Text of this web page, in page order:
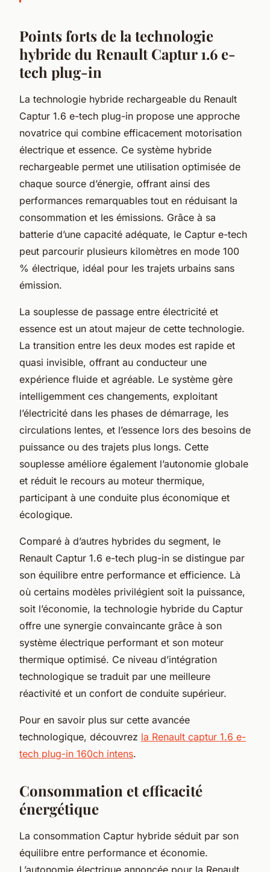
Points forts de la technologie
hybride du Renault Captur 1.6 e-
tech plug-in
La technologie hybride rechargeable du Renault
Captur 1.6 e-tech plug-in propose une approche
novatrice qui combine efficacement motorisation
électrique et essence. Ce système hybride
rechargeable permet une utilisation optimisée de
chaque source d’énergie, offrant ainsi des
performances remarquables tout en réduisant la
consommation et les émissions. Grâce à sa
batterie d’une capacité adéquate, le Captur e-tech
peut parcourir plusieurs kilomètres en mode 100
% électrique, idéal pour les trajets urbains sans
émission.
La souplesse de passage entre électricité et
essence est un atout majeur de cette technologie.
La transition entre les deux modes est rapide et
quasi invisible, offrant au conducteur une
expérience fluide et agréable. Le système gère
intelligemment ces changements, exploitant
l’électricité dans les phases de démarrage, les
circulations lentes, et l’essence lors des besoins de
puissance ou des trajets plus longs. Cette
souplesse améliore également l’autonomie globale
et réduit le recours au moteur thermique,
participant à une conduite plus économique et
écologique.
Comparé à d’autres hybrides du segment, le
Renault Captur 1.6 e-tech plug-in se distingue par
son équilibre entre performance et efficience. Là
où certains modèles privilégient soit la puissance,
soit l’économie, la technologie hybride du Captur
offre une synergie convaincante grâce à son
système électrique performant et son moteur
thermique optimisé. Ce niveau d’intégration
technologique se traduit par une meilleure
réactivité et un confort de conduite supérieur.
Pour en savoir plus sur cette avancée
technologique, découvrez la Renault captur 1.6 e-
tech plug-in 160ch intens.
Consommation et efficacité
énergétique
La consommation Captur hybride séduit par son
équilibre entre performance et économie.
L’autonomie électrique annoncée pour la Renault